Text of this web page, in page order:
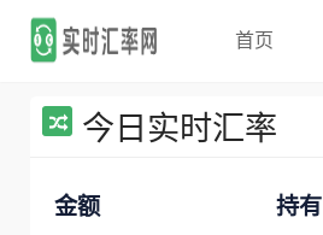
首页
今日实时汇率
金额 持有